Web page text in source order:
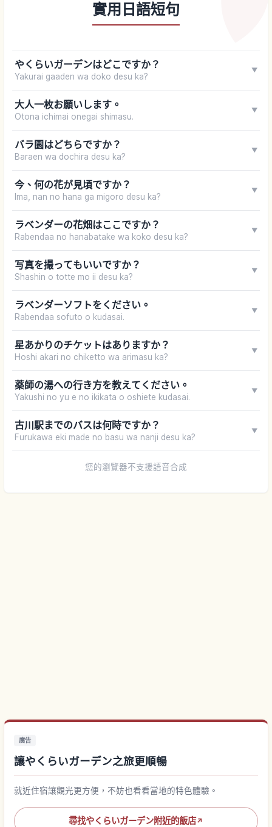
實用日語短句
やくらいガーデンはどこですか？
Yakurai gaaden wa doko desu ka?
▼
大人一枚お願いします。
Otona ichimai onegai shimasu.
▼
バラ園はどちらですか？
Baraen wa dochira desu ka?
▼
今、何の花が見頃ですか？
Ima, nan no hana ga migoro desu ka?
▼
ラベンダーの花畑はここですか？
Rabendaa no hanabatake wa koko desu ka?
▼
写真を撮ってもいいですか？
Shashin o totte mo ii desu ka?
▼
ラベンダーソフトをください。
Rabendaa sofuto o kudasai.
▼
星あかりのチケットはありますか？
Hoshi akari no chiketto wa arimasu ka?
▼
薬師の湯への行き方を教えてください。
Yakushi no yu e no ikikata o oshiete kudasai.
▼
古川駅までのバスは何時ですか？
Furukawa eki made no basu wa nanji desu ka?
▼
您的瀏覽器不支援語音合成
廣告
讓やくらいガーデン之旅更順暢
就近住宿讓觀光更方便，不妨也看看當地的特色體驗。
尋找やくらいガーデン附近的飯店↗